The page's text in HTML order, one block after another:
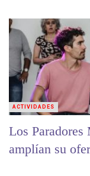
Los
amplían su
ACTIVIDADES